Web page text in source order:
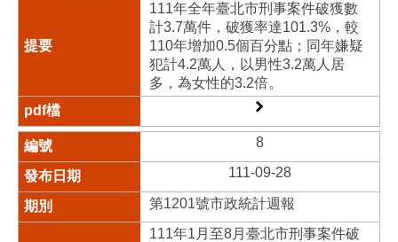
111年全年臺北市刑事案件破獲數
計3.7萬件，破獲率達101.3%，較
110年增加0.5個百分點；同年嫌疑
犯計4.2萬人，以男性3.2萬人居
多，為女性的3.2倍。
8
111-09-28
第1201號市政統計週報
111年1月至8月臺北市刑事案件破